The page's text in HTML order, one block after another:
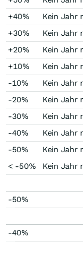
+40%
Kein Jahr
+30%
Kein Jahr
+20%
Kein Jahr
+10%
Kein Jahr
-10%
Kein Jahr
-20%
Kein Jahr
-30%
Kein Jahr
-40%
Kein Jahr
-50%
Kein Jahr
< -50%
Kein Jahr
-50%
-40%